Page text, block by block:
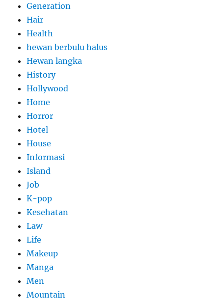
Generation
Hair
Health
hewan berbulu halus
Hewan langka
History
Hollywood
Home
Horror
Hotel
House
Informasi
Island
Job
K-pop
Kesehatan
Law
Life
Makeup
Manga
Men
Mountain